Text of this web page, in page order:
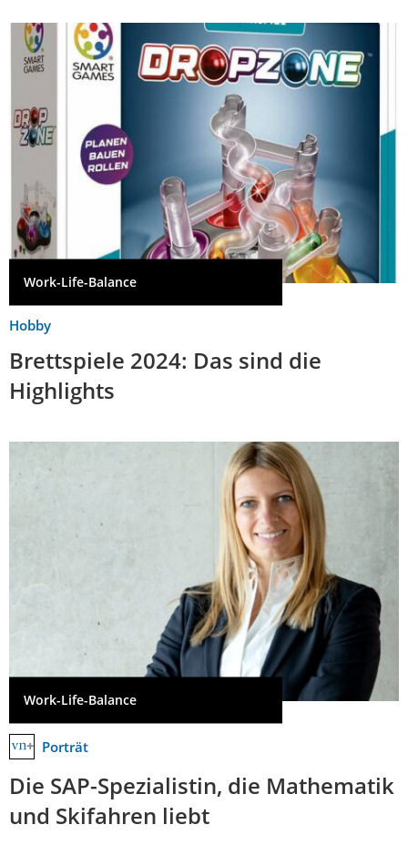
Work-Life-Balance
Hobby
Brettspiele 2024: Das sind die
Highlights
Work-Life-Balance
Porträt
Die SAP-Spezialistin, die Mathematik
und Skifahren liebt